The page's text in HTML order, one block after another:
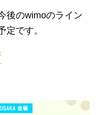
後のwimoのライン
定です。